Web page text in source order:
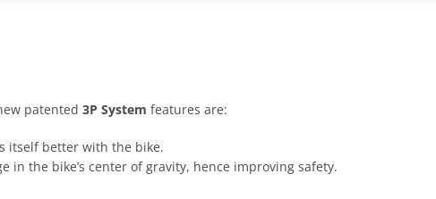
patented 3P System features are:
itself better with the bike.
in the bike’s center of gravity, hence improving safety.